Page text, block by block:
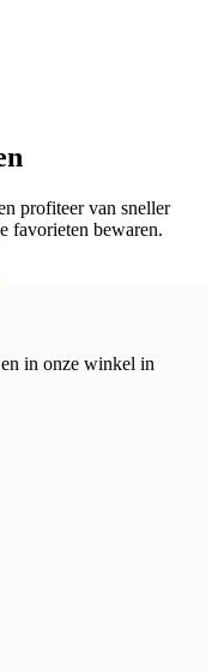
profiteer van sneller
favorieten bewaren.
in onze winkel in